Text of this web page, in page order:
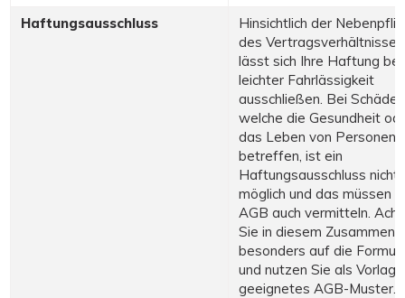
Haftungsausschluss
Hinsichtlich der
des Vertragsverhältnisses
lässt sich Ihre Haftung bei
leichter Fahrlässigkeit
ausschließen. Bei
welche die Gesundheit
das Leben von Personen
betreffen, ist ein
Haftungsausschluss nicht
möglich und das müssen
AGB auch vermitteln.
Sie in diesem
besonders auf die
und nutzen Sie als
geeignetes AGB-Muster.